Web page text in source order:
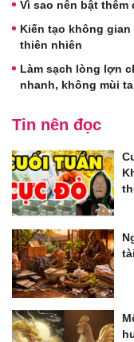
Vì sao nên bật
Kiến tạo không
thiên nhiên
Làm sạch lòng lợn
nhanh, không mùi
Tin nên đọc